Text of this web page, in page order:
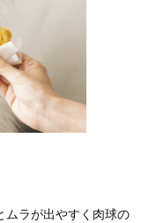
ムラが出やすく肉球の